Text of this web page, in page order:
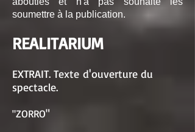
soumettre à la publication.
REALITARIUM
EXTRAIT. Texte d'ouverture du
spectacle.
"ZORRO"